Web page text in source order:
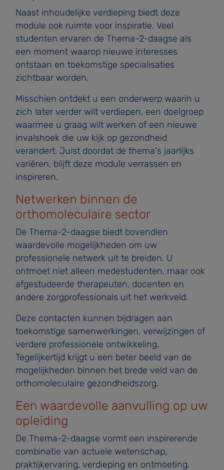
Naast inhoudelijke verdieping biedt deze
module ook ruimte voor inspiratie. Veel
studenten ervaren de Thema-2-daagse als
een moment waarop nieuwe interesses
ontstaan en toekomstige specialisaties
zichtbaar worden.
Misschien ontdekt u een onderwerp waarin u
zich later verder wilt verdiepen, een doelgroep
waarmee u graag wilt werken of een nieuwe
invalshoek die uw kijk op gezondheid
verandert. Juist doordat de thema's jaarlijks
variëren, blijft deze module verrassen en
inspireren.
Netwerken binnen de
orthomoleculaire sector
De Thema-2-daagse biedt bovendien
waardevolle mogelijkheden om uw
professionele netwerk uit te breiden. U
ontmoet niet alleen medestudenten, maar ook
afgestudeerde therapeuten, docenten en
andere zorgprofessionals uit het werkveld.
Deze contacten kunnen bijdragen aan
toekomstige samenwerkingen, verwijzingen of
verdere professionele ontwikkeling.
Tegelijkertijd krijgt u een beter beeld van de
mogelijkheden binnen het brede veld van de
orthomoleculaire gezondheidszorg.
Een waardevolle aanvulling op uw
opleiding
De Thema-2-daagse vormt een inspirerende
combinatie van actuele wetenschap,
praktijkervaring, verdieping en ontmoeting.